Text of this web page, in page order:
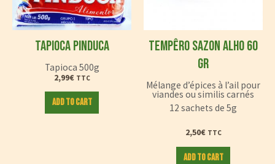
TAPIOCA PINDUCA
Tapioca 500g
2,99€ TTC
Add to cart
TEMPÊRO SAZON ALHO 60
GR
Mélange d’épices à l’ail pour
viandes ou similis carnés
12 sachets de 5g
2,50€ TTC
Add to cart